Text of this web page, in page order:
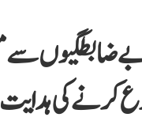
بے ضابطگیوں
کرنے کی ہدایت